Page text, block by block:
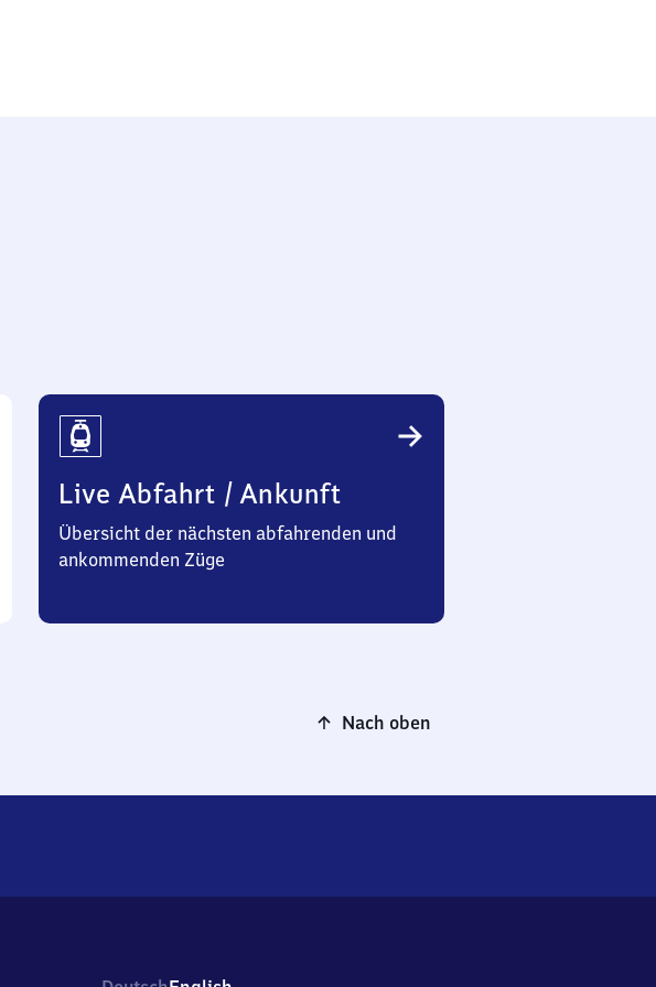
Live Abfahrt / Ankunft
Übersicht der nächsten abfahrenden und
ankommenden Züge
Nach oben